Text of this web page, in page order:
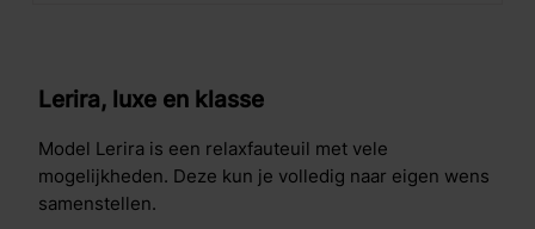
Lerira, luxe en klasse
Model Lerira is een relaxfauteuil met vele
mogelijkheden. Deze kun je volledig naar eigen wens
samenstellen.